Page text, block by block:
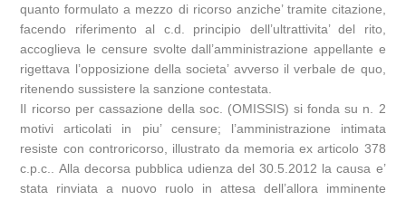
quanto formulato a mezzo di ricorso anziche’ tramite citazione,
facendo riferimento al c.d. principio dell’ultrattivita’ del rito,
accoglieva le censure svolte dall’amministrazione appellante e
rigettava l’opposizione della societa’ avverso il verbale de quo,
ritenendo sussistere la sanzione contestata.
Il ricorso per cassazione della soc. (OMISSIS) si fonda su n. 2
motivi articolati in piu’ censure; l’amministrazione intimata
resiste con controricorso, illustrato da memoria ex articolo 378
c.p.c.. Alla decorsa pubblica udienza del 30.5.2012 la causa e’
stata rinviata a nuovo ruolo in attesa dell’allora imminente